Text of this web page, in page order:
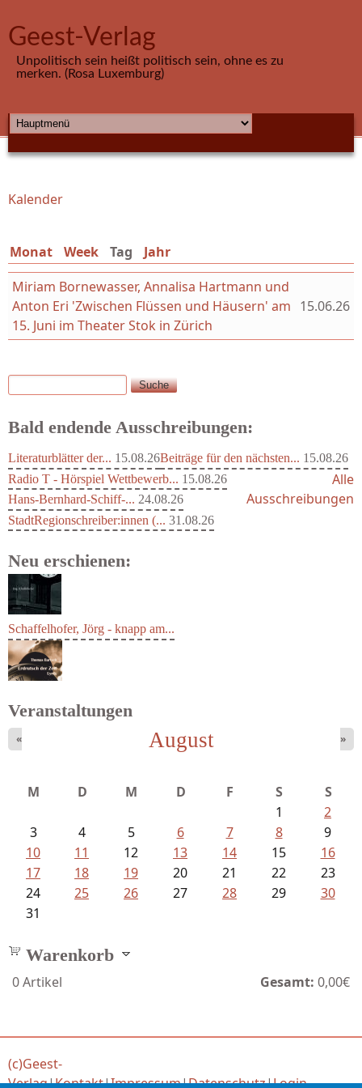
Geest-Verlag
Unpolitisch sein heißt politisch sein, ohne es zu
merken. (Rosa Luxemburg)
HAUPTMENÜ
Sie sind hier
Kalender
Monat Week Tag (aktiver Reiter)
Jahr
Miriam Bornewasser, Annalisa Hartmann und
Anton Eri 'Zwischen Flüssen und Häusern' am
15. Juni im Theater Stok in Zürich
15.06.26
Suchformular
Suche
Bald endende Ausschreibungen:
Literaturblätter der... 15.08.26Beiträge für den nächsten... 15.08.26
Radio T - Hörspiel Wettbewerb... 15.08.26
Hans-Bernhard-Schiff-... 24.08.26
StadtRegionschreiber:innen (... 31.08.26
Alle
Ausschreibungen
Neu erschienen:
Schaffelhofer, Jörg - knapp am...
Veranstaltungen
August
« »
M D M D F S
S
1
2
3
4 5 6 7 8
9
10
11 12 13 14 15
16
17
18 19 20 21 22
23
24
25 26 27 28 29
30
31
Warenkorb
0Artikel Gesamt: 0,00€
(c)Geest-
Verlag|Kontakt|Impressum|Datenschutz|Login